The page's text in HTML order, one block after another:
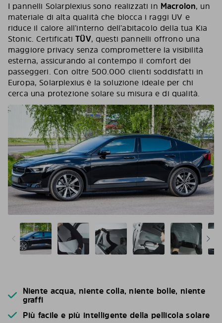
I pannelli Solarplexius sono realizzati in Macrolon, un
materiale di alta qualità che blocca i raggi UV e
riduce il calore all’interno dell’abitacolo della tua Kia
Stonic. CertificatiTÜV, questi pannelli offrono una
maggiore privacy senza compromettere la visibilità
esterna, assicurando al contempo il comfort dei
passeggeri. Con oltre 500.000 clienti soddisfatti in
Europa, Solarplexius è la soluzione ideale per chi
cerca una protezione solare su misura e di qualità.
Niente acqua, niente colla, niente bolle, niente
graffi
Più facile e più intelligente della pellicola solare